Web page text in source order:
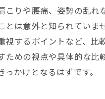
こりや腰痛、姿勢の乱れ
とは意外と知られていま
視するポイントなど、比
ための視点や具体的な比
っかけとなるはずです。